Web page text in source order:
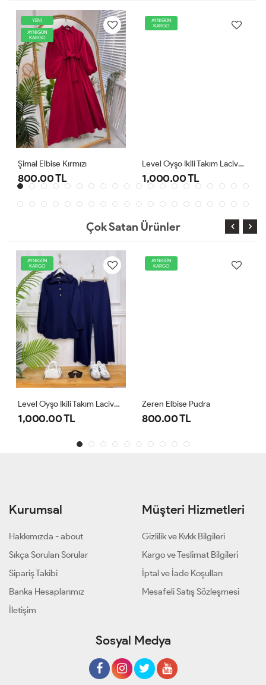
YENİ
AYNIGÜN
KARGO
Şimal Elbise Kırmızı
800.00 TL
AYNIGÜN
KARGO
Level Oyşo Ikili Takım Lacivert
1,000.00 TL
Çok Satan Ürünler
AYNIGÜN
KARGO
Level Oyşo Ikili Takım Lacivert
1,000.00 TL
AYNIGÜN
KARGO
Zeren Elbise Pudra
800.00 TL
Kurumsal
Hakkımızda - about
Sıkça Sorulan Sorular
Sipariş Takibi
Banka Hesaplarımız
İletişim
Müşteri Hizmetleri
Gizlilik ve Kvkk Bilgileri
Kargo ve Teslimat Bilgileri
İptal ve İade Koşulları
Mesafeli Satış Sözleşmesi
Sosyal Medya